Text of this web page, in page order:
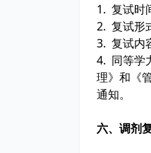
1. 复试时
2. 复试形
3. 复试内
4. 同等学
理》和《
通知。
六、调剂